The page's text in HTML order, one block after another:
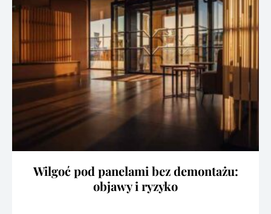
Wilgoć pod panelami bez demontażu:
objawy i ryzyko